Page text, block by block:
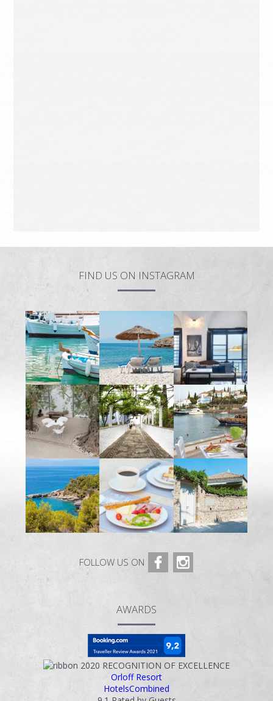
FIND US ON INSTAGRAM
FOLLOW US ON
AWARDS
2020 RECOGNITION OF EXCELLENCE
Orloff Resort
HotelsCombined